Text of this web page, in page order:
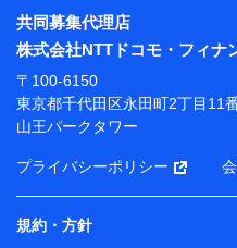
維持管理等の委託業務遂
関連する当社または株式
ルグループおよび提携会
ため
（各サービスで取得した
トの閲覧履歴、購買履歴
ータを分析して、お客さ
サービス・商品等に関す
ことがあります。）
各種セミナーの開催のた
コンサルティングサービ
アンケートやキャンペー
共同募集代理店
株式会社NTTドコモ・フィナ
〒100-6150
東京都千代田区永田町2丁目11
山王パークタワー
プライバシーポリシー
規約・方針